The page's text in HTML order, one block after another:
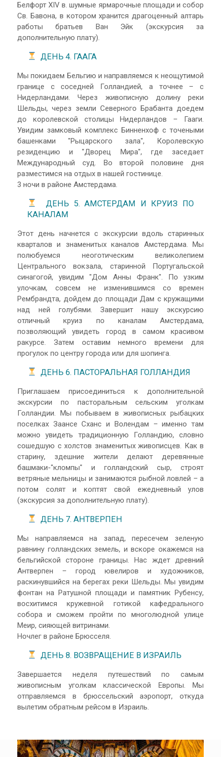
Белфорт XIV в. шумные ярмарочные площади и собор
Св. Бавона, в котором хранится драгоценный алтарь
работы братьев Ван Эйк (экскурсия за
дополнительную плату).
ДЕНЬ 4. ГААГА
Мы покидаем Бельгию и направляемся к неощутимой
границе с соседней Голландией, а точнее – с
Нидерландами. Через живописную долину реки
Шельды, через земли Северного Брабанта доедем
до королевской столицы Нидерландов – Гааги.
Увидим замковый комплекс Бинненхоф с точеными
башенками "Рыцарского зала", Королевскую
резиденцию и "Дворец Мира", где заседает
Международный суд. Во второй половине дня
разместимся на отдых в нашей гостинице.
3 ночи в районе Амстердама.
ДЕНЬ 5. АМСТЕРДАМ И КРУИЗ ПО
КАНАЛАМ
Этот день начнется с экскурсии вдоль старинных
кварталов и знаменитых каналов Амстердама. Мы
полюбуемся неоготическим великолепием
Центрального вокзала, старинной Португальской
синагогой, увидим "Дом Анны Франк". По узким
улочкам, совсем не изменившимся со времен
Рембрандта, дойдем до площади Дам с кружащими
над ней голубями. Завершит нашу экскурсию
отличный круиз по каналам Амстердама,
позволяющий увидеть город в самом красивом
ракурсе. Затем оставим немного времени для
прогулок по центру города или для шопинга.
ДЕНЬ 6. ПАСТОРАЛЬНАЯ ГОЛЛАНДИЯ
Приглашаем присоединиться к дополнительной
экскурсии по пасторальным сельским уголкам
Голландии. Мы побываем в живописных рыбацких
поселках Заансе Сханс и Волендам – именно там
можно увидеть традиционную Голландию, словно
сошедшую с холстов знаменитых живописцев. Как в
старину, здешние жители делают деревянные
башмаки-"кломпы" и голландский сыр, строят
ветряные мельницы и занимаются рыбной ловлей – а
потом солят и коптят свой ежедневный улов
(экскурсия за дополнительную плату).
ДЕНЬ 7. АНТВЕРПЕН
Мы направляемся на запад, пересечем зеленую
равнину голландских земель, и вскоре окажемся на
бельгийской стороне границы. Нас ждет древний
Антверпен – город ювелиров и художников,
раскинувшийся на берегах реки Шельды. Мы увидим
фонтан на Ратушной площади и памятник Рубенсу,
восхитимся кружевной готикой кафедрального
собора и сможем пройти по многолюдной улице
Меир, сияющей витринами.
Ночлег в районе Брюсселя.
ДЕНЬ 8. ВОЗВРАЩЕНИЕ В ИЗРАИЛЬ
Завершается неделя путешествий по самым
живописным уголкам классической Европы. Мы
отправляемся в брюссельский аэропорт, откуда
вылетим обратным рейсом в Израиль.